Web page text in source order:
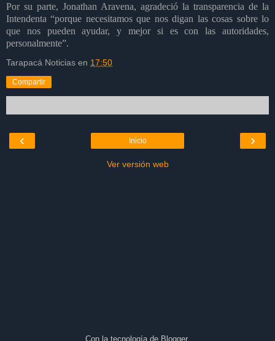
Por su parte, Jonathan Aravena, agradeció la transparencia de la
Intendenta “porque necesitamos que nos digan las cosas sobre lo
que nos pueden ayudar, y mejor si es con las autoridades,
personalmente”.
Tarapacá Noticias en 17:50
Compartir
‹ ›
Inicio
Ver versión web
Con la tecnología de Blogger.